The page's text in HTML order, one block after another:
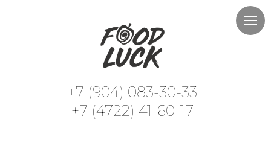
+7 (904) 083-30-33
+7 (4722) 41-60-17